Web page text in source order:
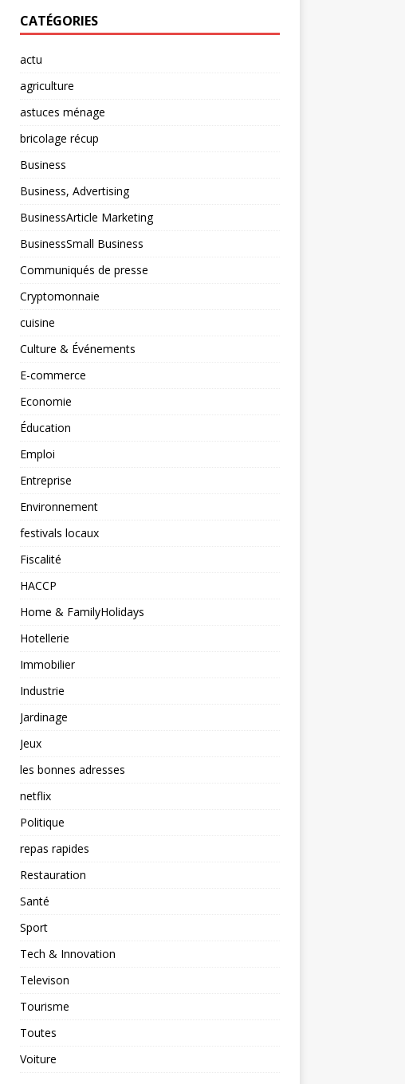
CATÉGORIES
actu
agriculture
astuces ménage
bricolage récup
Business
Business, Advertising
BusinessArticle Marketing
BusinessSmall Business
Communiqués de presse
Cryptomonnaie
cuisine
Culture & Événements
E-commerce
Economie
Éducation
Emploi
Entreprise
Environnement
festivals locaux
Fiscalité
HACCP
Home & FamilyHolidays
Hotellerie
Immobilier
Industrie
Jardinage
Jeux
les bonnes adresses
netflix
Politique
repas rapides
Restauration
Santé
Sport
Tech & Innovation
Televison
Tourisme
Toutes
Voiture